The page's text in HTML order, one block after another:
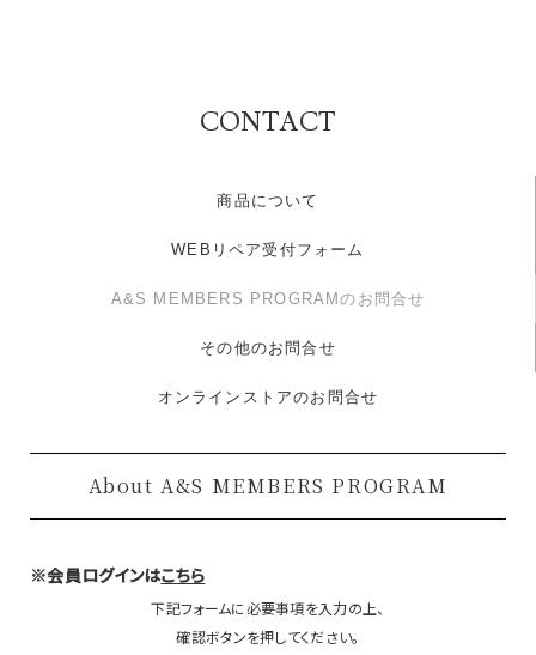
CONTACT
商品について
WEBリペア受付フォーム
A&S MEMBERS PROGRAMのお問合せ
その他のお問合せ
オンラインストアのお問合せ
About A&S MEMBERS PROGRAM
※会員ログインはこちら
下記フォームに必要事項を入力の上、
確認ボタンを押してください。